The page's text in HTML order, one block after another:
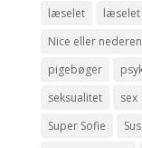
læselet
Nice eller nederen
pigebøger
seksualitet
sex
Super Sofie